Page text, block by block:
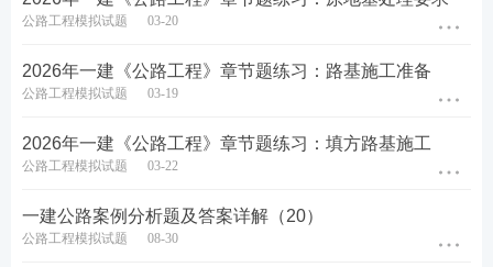
E.石屑
查看答案
6、二级公路沥青层的粗集料可使用( )。
公路工程模拟试题 03-20
2026年一建《公路工程》章节题练习：路基施工准备
公路工程模拟试题 03-19
2026年一建《公路工程》章节题练习：填方路基施工
公路工程模拟试题 03-22
一建公路案例分析题及答案详解（20）
公路工程模拟试题 08-30